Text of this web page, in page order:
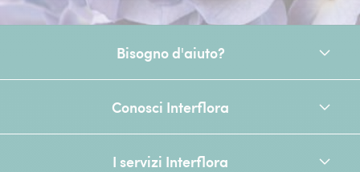
Bisogno d'aiuto?
Conosci Interflora
I servizi Interflora